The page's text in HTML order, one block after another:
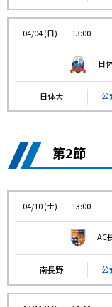
04/04 (日) 13:00
日
日体大 公
第2節
04/10 (土) 13:00
AC
南長野 公